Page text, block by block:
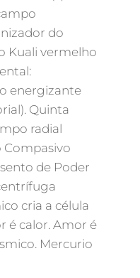
do
Kuali vermelho
energizante
Quinta
radial
Compasivo
de Poder
cria a célula
é calor. Amor é
Mercurio